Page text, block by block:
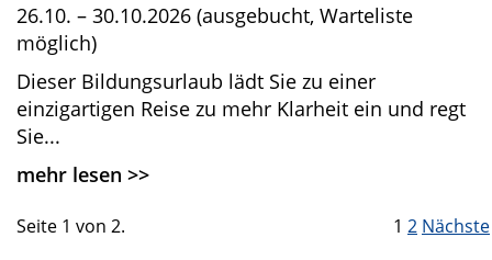
26.10. – 30.10.2026 (ausgebucht, Warteliste
möglich)
Dieser Bildungsurlaub lädt Sie zu einer
einzigartigen Reise zu mehr Klarheit ein und regt
Sie...
mehr lesen >>
Seite 1 von 2. 1 2 Nächste